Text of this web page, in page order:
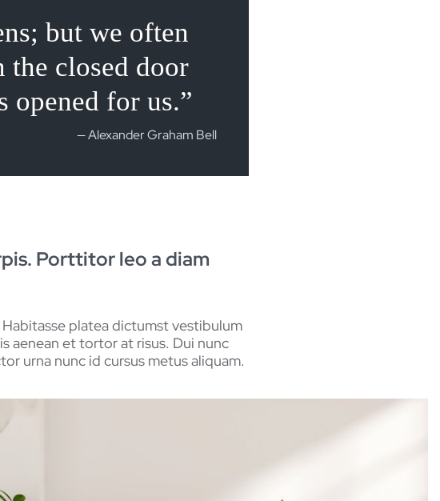
but we often
closed door
opened for us.”
Alexander Graham Bell
Porttitor leo a diam
platea dictumst vestibulum
aenean et tortor at risus. Dui nunc
urna nunc id cursus metus aliquam.